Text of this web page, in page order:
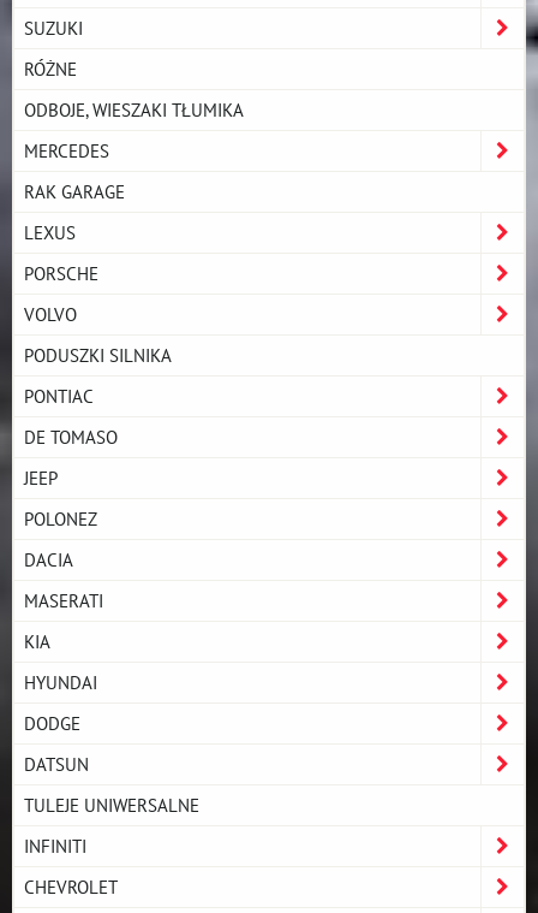
SUZUKI
RÓŻNE
ODBOJE, WIESZAKI TŁUMIKA
MERCEDES
RAK GARAGE
LEXUS
PORSCHE
VOLVO
PODUSZKI SILNIKA
PONTIAC
DE TOMASO
JEEP
POLONEZ
DACIA
MASERATI
KIA
HYUNDAI
DODGE
DATSUN
TULEJE UNIWERSALNE
INFINITI
CHEVROLET